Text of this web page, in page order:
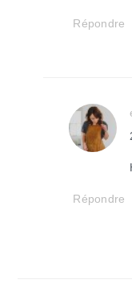
Répondre
Répondre